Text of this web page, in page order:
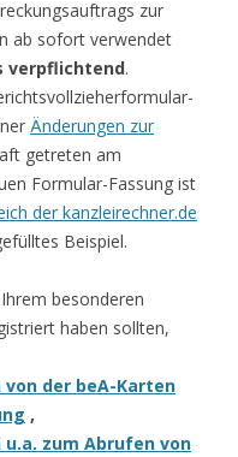
zur
ab sofort verwendet
verpflichtend.
Änderungen zur
getreten am
Formular-Fassung ist
der kanzleirechner.de
Beispiel.
besonderen
haben sollten,
der beA-Karten
,
zum Abrufen von